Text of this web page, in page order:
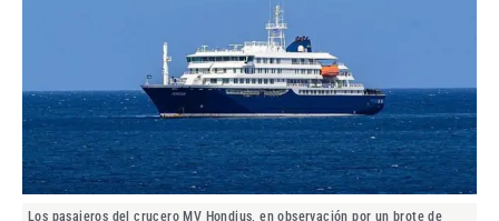
Los pasajeros del crucero MV Hondius, en observación por un brote de